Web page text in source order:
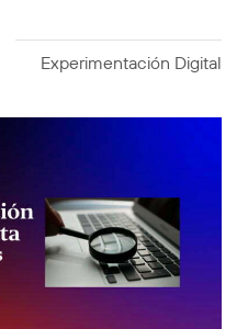
Experimentación Digital